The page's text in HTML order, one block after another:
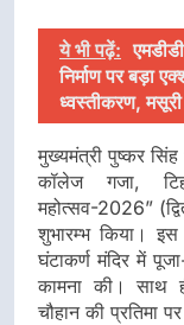
ये भी पढ़ें:
निर्माण पर बड़ा
ध्वस्तीकरण, मसूरी
मुख्यमंत्री पुष्कर
कॉलेज गजा,
महोत्सव-2026”
शुभारम्भ किया।
घंटाकर्ण मंदिर में
कामना की। साथ
चौहान की प्रतिमा